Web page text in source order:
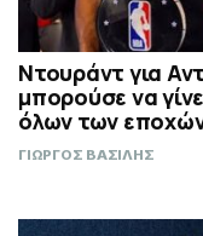
Ντουράντ για
μπορούσε να
όλων των
ΓΙΩΡΓΟΣ ΒΑΣΙΛΗΣ